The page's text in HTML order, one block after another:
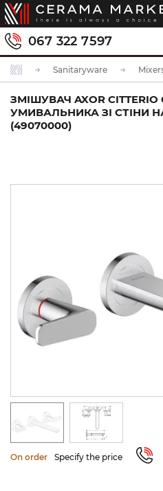
067 322 7597
Sanitaryware
ЗМІШУВАЧ AXOR CITTERIO
УМИВАЛЬНИКА ЗІ СТІНИ
(49070000)
On order Specify the price